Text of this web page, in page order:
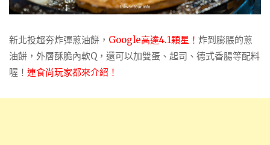
新北投超夯炸彈蔥油餅， Google高達4.1顆星！ 炸到膨脹的蔥
油餅，外層酥脆內軟Q，還可以加雙蛋、起司、德式香腸等配料
喔！ 連食尚玩家都來介紹！